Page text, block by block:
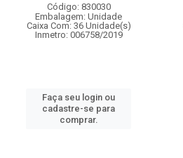
Código: 830030
Embalagem: Unidade
Caixa Com: 36 Unidade(s)
Inmetro: 006758/2019
Faça seu login ou
cadastre-se para
comprar.